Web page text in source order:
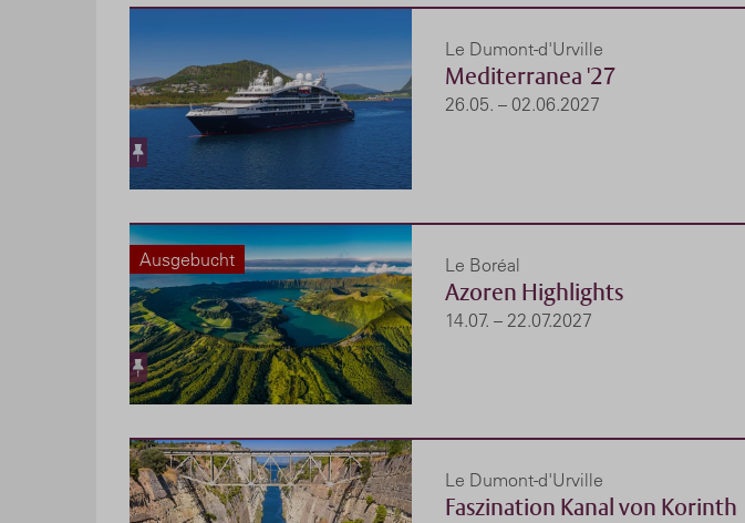
Le Dumont-d'Urville
Mediterranea '27
26.05. – 02.06.2027
Ausgebucht Le Boréal
Azoren Highlights
14.07. – 22.07.2027
Le Dumont-d'Urville
Faszination Kanal von Korinth